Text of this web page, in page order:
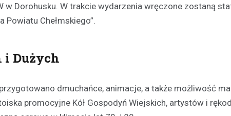
w Dorohusku. W trakcie wydarzenia wręczone zostaną
Powiatu Chełmskiego”.
i Dużych
dmuchańce, animacje, a także możliwość
promocyjne Kół Gospodyń Wiejskich, artystów i
Policja